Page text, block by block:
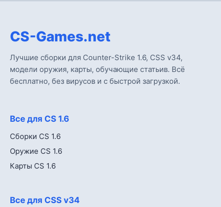
CS-Games.net
Лучшие сборки для Counter-Strike 1.6, CSS v34,
модели оружия, карты, обучающие статьив. Всё
бесплатно, без вирусов и с быстрой загрузкой.
Все для CS 1.6
Сборки CS 1.6
Оружие CS 1.6
Карты CS 1.6
Все для CSS v34